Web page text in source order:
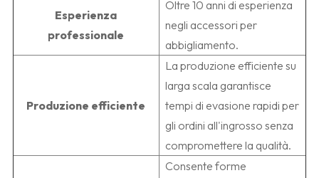
Esperienza
professionale
Oltre 10 anni di esperienza
negli accessori per
abbigliamento.
Produzione efficiente
La produzione efficiente su
larga scala garantisce
tempi di evasione rapidi per
gli ordini all'ingrosso senza
compromettere la qualità.
Consente forme